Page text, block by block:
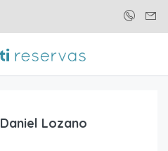
Daniel Lozano